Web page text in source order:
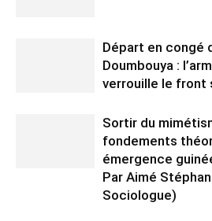
Départ en congé
Doumbouya :
verrouille le front
Sortir du
fondements
émergence
Par Aimé
Sociologue)